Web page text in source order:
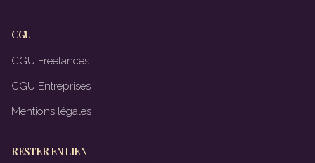
CGU
CGU Freelances
CGU Entreprises
Mentions légales
RESTER EN LIEN